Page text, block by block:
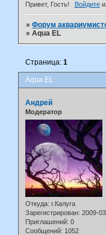
Привет, Гость! Войдите
»Форум
»Aqua EL
Aqua EL
Страница:1
Андрей
Модератор
Откуда: г.Калуга
Зарегистрирован: 2009-
Приглашений: 0
Сообщений: 1052